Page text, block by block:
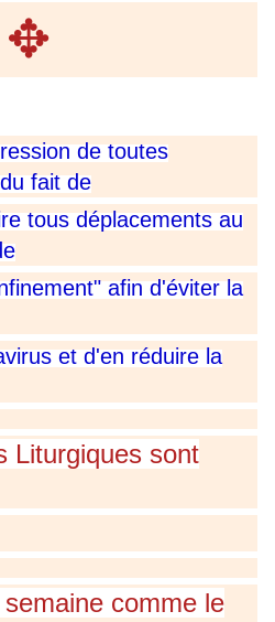
✥
de toutes
fait de
tous déplacements au
afin d'éviter la
et d'en réduire la
Liturgiques sont
comme le